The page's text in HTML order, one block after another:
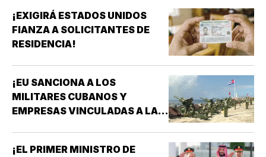
¡EXIGIRÁ ESTADOS UNIDOS
FIANZA A SOLICITANTES DE
RESIDENCIA!
¡EU SANCIONA A LOS
MILITARES CUBANOS Y
EMPRESAS VINCULADAS A LA
¡EL PRIMER MINISTRO DE